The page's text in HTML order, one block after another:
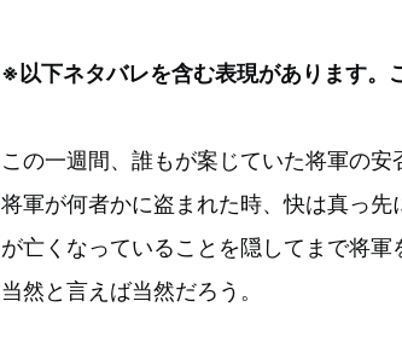
※以下ネタバレを含む表現があります。
この一週間、誰もが案じていた将軍の安
将軍が何者かに盗まれた時、快は真っ
が亡くなっていることを隠してまで将軍
当然と言えば当然だろう。